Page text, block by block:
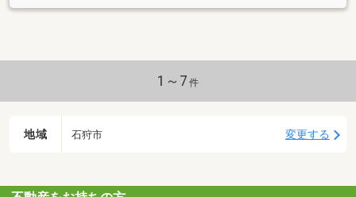
1～7 件
地域 石狩市 変更する